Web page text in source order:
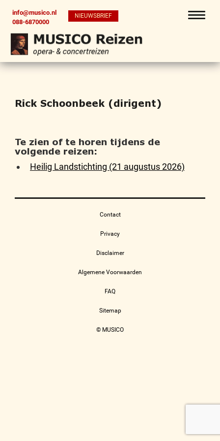
info@musico.nl
088-6870000
NIEUWSBRIEF
Rick Schoonbeek (dirigent)
Te zien of te horen tijdens de
volgende reizen:
Heilig Landstichting (21 augustus 2026)
Contact
Privacy
Disclaimer
Algemene Voorwaarden
FAQ
Sitemap
© MUSICO